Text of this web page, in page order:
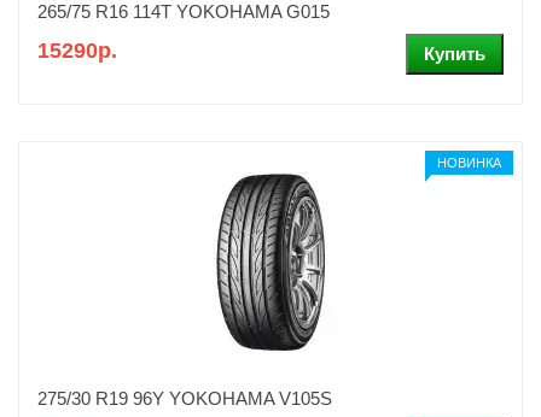
265/75 R16 114T YOKOHAMA G015
15290р.
НОВИНКА
275/30 R19 96Y YOKOHAMA V105S